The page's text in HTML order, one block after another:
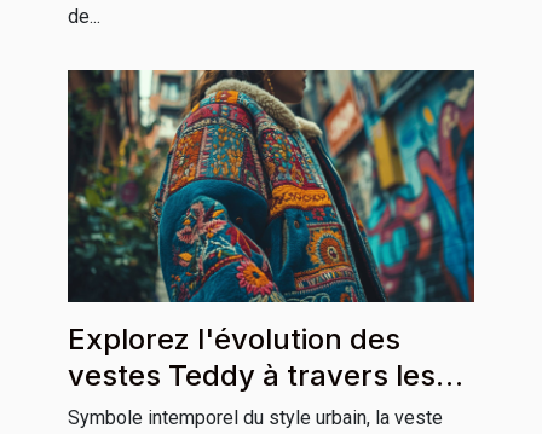
de...
Explorez l'évolution des
vestes Teddy à travers les
cultures
Symbole intemporel du style urbain, la veste